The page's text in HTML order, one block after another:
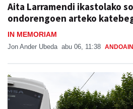
Aita Larramendi ikastolako
ondorengoen arteko
IN MEMORIAM
Jon Ander Ubeda abu 06, 11:38 ANDOAIN